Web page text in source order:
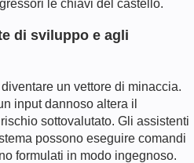
le chiavi del castello.
di sviluppo e agli
un vettore di minaccia.
input dannoso altera il
sottovalutato. Gli assistenti
possono eseguire comandi
formulati in modo ingegnoso.